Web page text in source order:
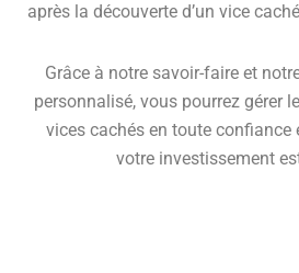
après la découverte d’un vice
Grâce à notre savoir-faire et
personnalisé, vous pourrez gérer
vices cachés en toute confiance
votre investissement